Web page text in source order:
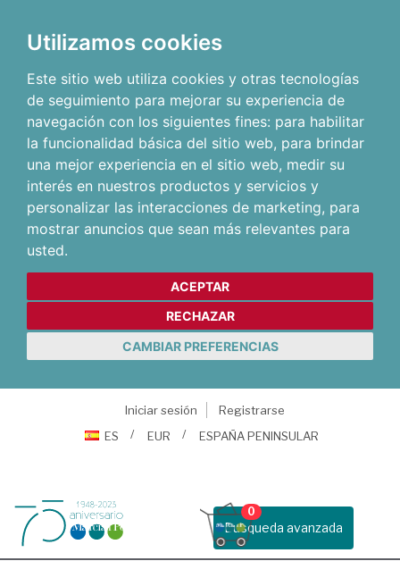
Utilizamos cookies
Este sitio web utiliza cookies y otras tecnologías
de seguimiento para mejorar su experiencia de
navegación con los siguientes fines: para habilitar
la funcionalidad básica del sitio web, para brindar
una mejor experiencia en el sitio web, medir su
interés en nuestros productos y servicios y
personalizar las interacciones de marketing, para
mostrar anuncios que sean más relevantes para
usted.
ACEPTAR
RECHAZAR
CAMBIAR PREFERENCIAS
Iniciar sesión
Registrarse
ES
EUR ESPAÑA PENINSULAR
Busqueda avanzada
0